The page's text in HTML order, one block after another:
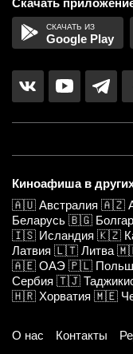
Google Play
Киноафиша в
🇦🇺 Австралия 🇦🇿
Беларусь 🇧🇬
🇮🇸 Исландия 🇰🇿
Латвия 🇱🇹 Литва
🇦🇪 ОАЭ 🇵🇱
Сербия 🇹🇯
🇭🇷 Хорватия 🇲🇪
О нас Контакты